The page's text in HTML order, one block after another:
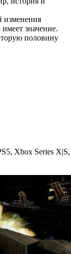
изменения
значение.
половину
, Xbox Series X|S,